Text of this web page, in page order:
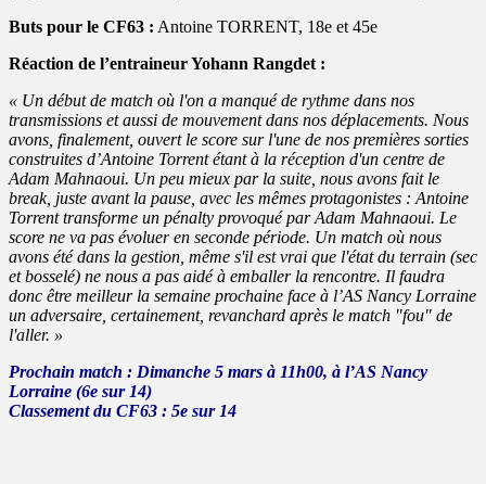
Buts pour le CF63 : Antoine TORRENT, 18e et 45e
Réaction de l’entraineur Yohann Rangdet :
« Un début de match où l'on a manqué de rythme dans nos
transmissions et aussi de mouvement dans nos déplacements. Nous
avons, finalement, ouvert le score sur l'une de nos premières sorties
construites d’Antoine Torrent étant à la réception d'un centre de
Adam Mahnaoui. Un peu mieux par la suite, nous avons fait le
break, juste avant la pause, avec les mêmes protagonistes : Antoine
Torrent transforme un pénalty provoqué par Adam Mahnaoui. Le
score ne va pas évoluer en seconde période. Un match où nous
avons été dans la gestion, même s'il est vrai que l'état du terrain (sec
et bosselé) ne nous a pas aidé à emballer la rencontre. Il faudra
donc être meilleur la semaine prochaine face à l’AS Nancy Lorraine
un adversaire, certainement, revanchard après le match "fou" de
l'aller. »
Prochain match : Dimanche 5 mars à 11h00, à l’AS Nancy
Lorraine (6e sur 14)
Classement du CF63 : 5e sur 14